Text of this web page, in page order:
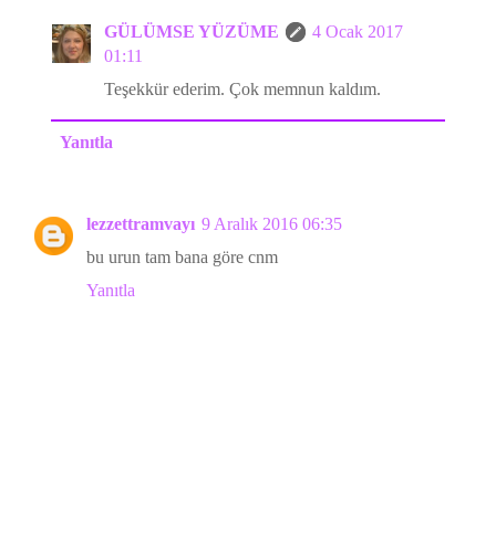
GÜLÜMSE YÜZÜME
4 Ocak 2017
01:11
Teşekkür ederim. Çok memnun kaldım.
Yanıtla
lezzettramvayı 9 Aralık 2016 06:35
bu urun tam bana göre cnm
Yanıtla